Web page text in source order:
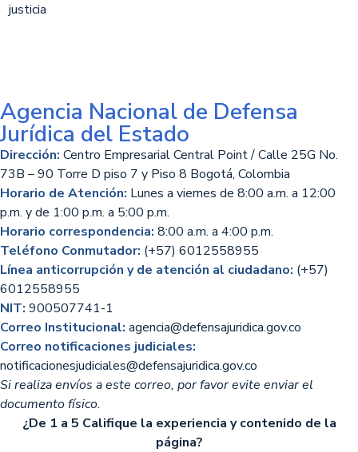
Agencia Nacional de Defensa
Jurídica del Estado
Dirección: Centro Empresarial Central Point / Calle 25G No.
73B – 90 Torre D piso 7 y Piso 8 Bogotá, Colombia
Horario de Atención: Lunes a viernes de 8:00 a.m. a 12:00
p.m. y de 1:00 p.m. a 5:00 p.m.
Horario correspondencia: 8:00 a.m. a 4:00 p.m.
Teléfono Conmutador: (+57) 6012558955
Línea anticorrupción y de atención al ciudadano: (+57)
6012558955
NIT: 900507741-1
Correo Institucional: agencia@defensajuridica.gov.co
Correo notificaciones judiciales:
notificacionesjudiciales@defensajuridica.gov.co
Si realiza envíos a este correo, por favor evite enviar el
documento físico.
¿De 1 a 5 Califique la experiencia y contenido de la
página?